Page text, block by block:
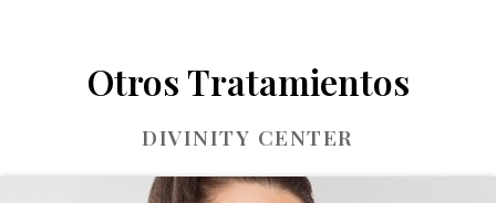
Otros Tratamientos
DIVINITY CENTER